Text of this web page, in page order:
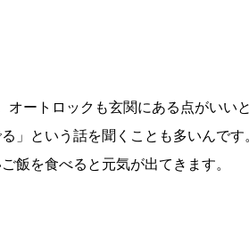
ートロックも玄関にある点がいい
」という話を聞くことも多いんで
飯を食べると元気が出てきます。